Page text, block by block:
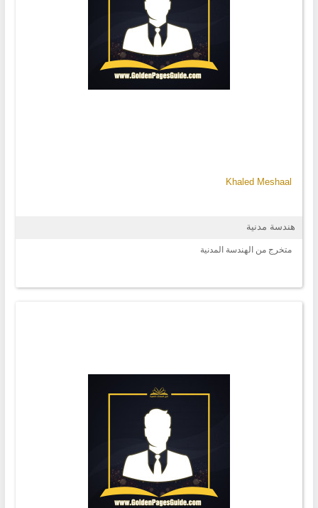
Khaled Meshaal
هندسة مدنية
متخرج من الهندسة المدنية